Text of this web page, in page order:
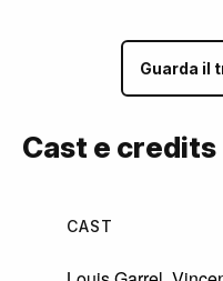
Guarda il
Cast e credits
CAST